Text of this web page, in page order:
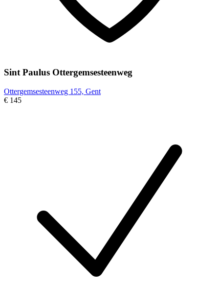
Sint Paulus Ottergemsesteenweg
Ottergemsesteenweg 155, Gent
€ 145